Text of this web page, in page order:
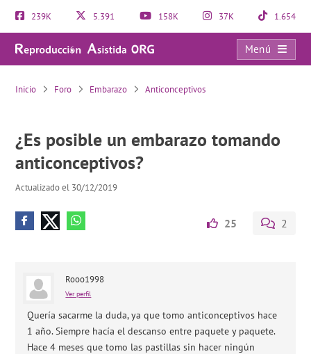
239K 5.391 158K 37K 1.654
Menú
¿Es posible un embarazo tomando anticonceptivos?
Inicio Foro Embarazo Anticonceptivos
¿Es posible un embarazo tomando
anticonceptivos?
Actualizado el 30/12/2019
25 2
Rooo1998
Ver perfil
Quería sacarme la duda, ya que tomo anticonceptivos hace
1 año. Siempre hacía el descanso entre paquete y paquete.
Hace 4 meses que tomo las pastillas sin hacer ningún